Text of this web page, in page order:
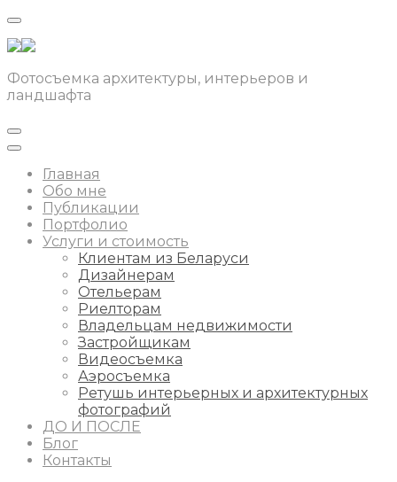
Фотосъемка архитектуры, интерьеров и
ландшафта
Главная
Обо мне
Публикации
Портфолио
Услуги и стоимость
Клиентам из Беларуси
Дизайнерам
Отельерам
Риелторам
Владельцам недвижимости
Застройщикам
Видеосъемка
Аэросъемка
Ретушь интерьерных и архитектурных
фотографий
ДО И ПОСЛЕ
Блог
Контакты